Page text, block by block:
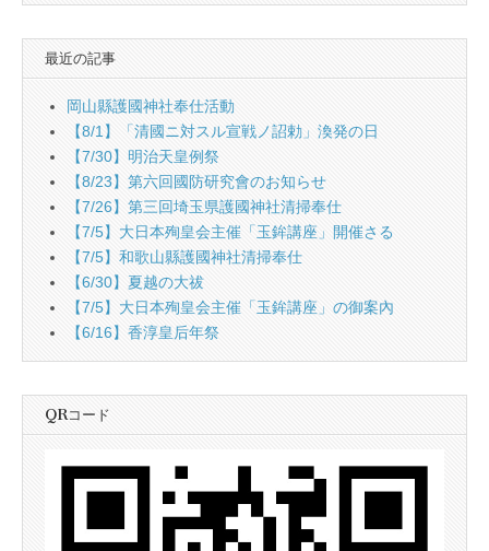
最近の記事
岡山縣護國神社奉仕活動
【8/1】「清國ニ対スル宣戦ノ詔勅」渙発の日
【7/30】明治天皇例祭
【8/23】第六回國防研究會のお知らせ
【7/26】第三回埼玉県護國神社清掃奉仕
【7/5】大日本殉皇会主催「玉鉾講座」開催さる
【7/5】和歌山縣護國神社清掃奉仕
【6/30】夏越の大祓
【7/5】大日本殉皇会主催「玉鉾講座」の御案內
【6/16】香淳皇后年祭
QRコード